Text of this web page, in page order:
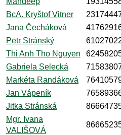
BcA. Kryštof Vitner
Jana Čecháková
Petr Stránský
Thi Anh Tho Nguyen
Gabriela Selecká
Markéta Randáková
Jan Vápeník
Jitka Stránská
Mgr. Ivana
VALIŠOVÁ